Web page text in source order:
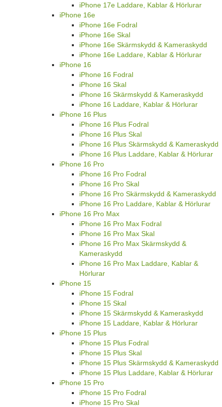
iPhone 17e Laddare, Kablar & Hörlurar
iPhone 16e
iPhone 16e Fodral
iPhone 16e Skal
iPhone 16e Skärmskydd & Kameraskydd
iPhone 16e Laddare, Kablar & Hörlurar
iPhone 16
iPhone 16 Fodral
iPhone 16 Skal
iPhone 16 Skärmskydd & Kameraskydd
iPhone 16 Laddare, Kablar & Hörlurar
iPhone 16 Plus
iPhone 16 Plus Fodral
iPhone 16 Plus Skal
iPhone 16 Plus Skärmskydd & Kameraskydd
iPhone 16 Plus Laddare, Kablar & Hörlurar
iPhone 16 Pro
iPhone 16 Pro Fodral
iPhone 16 Pro Skal
iPhone 16 Pro Skärmskydd & Kameraskydd
iPhone 16 Pro Laddare, Kablar & Hörlurar
iPhone 16 Pro Max
iPhone 16 Pro Max Fodral
iPhone 16 Pro Max Skal
iPhone 16 Pro Max Skärmskydd &
Kameraskydd
iPhone 16 Pro Max Laddare, Kablar &
Hörlurar
iPhone 15
iPhone 15 Fodral
iPhone 15 Skal
iPhone 15 Skärmskydd & Kameraskydd
iPhone 15 Laddare, Kablar & Hörlurar
iPhone 15 Plus
iPhone 15 Plus Fodral
iPhone 15 Plus Skal
iPhone 15 Plus Skärmskydd & Kameraskydd
iPhone 15 Plus Laddare, Kablar & Hörlurar
iPhone 15 Pro
iPhone 15 Pro Fodral
iPhone 15 Pro Skal